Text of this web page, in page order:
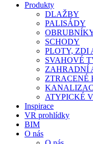
Produkty
DLAŽBY
PALISÁDY
SCHODY
PLOTY, ZDI
SVAHOVÉ
ZAHRADNÍ
ZTRACENÉ
ATYPICKÉ
Inspirace
VR prohlídky
BIM
O nás